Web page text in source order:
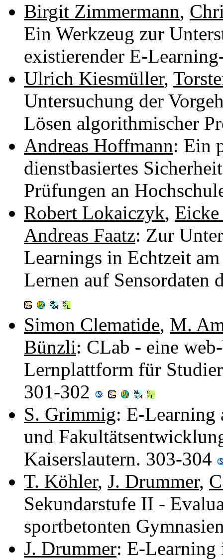
Birgit Zimmermann,
Ein Werkzeug zur
existierender E-
Ulrich Kiesmüller,
Untersuchung der
Lösen algorithmischer
Andreas Hoffmann: Ein
dienstbasiertes
Prüfungen an
Robert Lokaiczyk,
Andreas Faatz: Zur
Learnings in Echtzeit
Lernen auf Sensordaten
Simon Clematide, M.
Bünzli: CLab - eine
Lernplattform für
301-302
S. Grimmig: E-Learning
und
Kaiserslautern. 303-304
T. Köhler, J. Drummer,
Sekundarstufe II -
sportbetonten
J. Drummer: E-Learning